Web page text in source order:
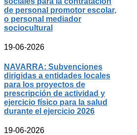
de personal promotor escolar,
o personal mediador
sociocultural
19-06-2026
NAVARRA: Subvenciones
dirigidas a entidades locales
para los proyectos de
prescripción de actividad y
ejercicio físico para la salud
durante el ejercicio 2026
19-06-2026